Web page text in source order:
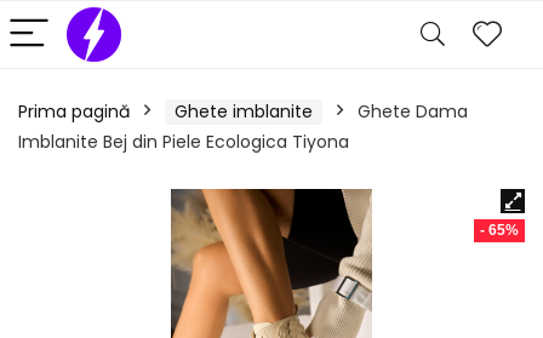
Prima pagină Ghete imblanite
Ghete Dama
Imblanite Bej din Piele Ecologica Tiyona
- 65%